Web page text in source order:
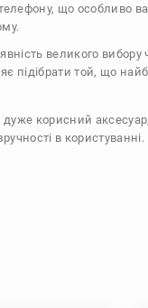
телефону, що особливо
великого вибору
підібрати той, що
дуже корисний
в користуванні.